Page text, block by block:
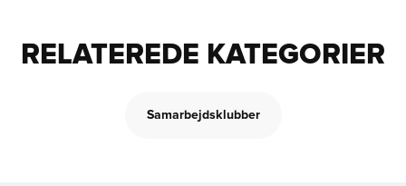
RELATEREDE KATEGORIER
Samarbejdsklubber